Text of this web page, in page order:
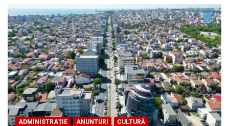
ADMINISTRAȚIE ANUNTURI CULTURĂ